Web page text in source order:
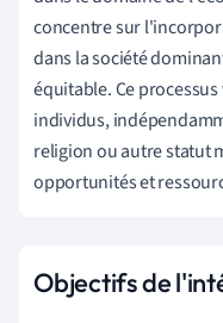
concentre sur
dans la société
équitable. Ce
individus,
religion ou autre statut
opportunités et
Objectifs de